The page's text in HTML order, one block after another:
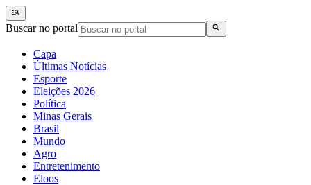
Buscar no portal
Capa
Últimas Notícias
Esporte
Eleições 2026
Política
Minas Gerais
Brasil
Mundo
Agro
Entretenimento
Eloos